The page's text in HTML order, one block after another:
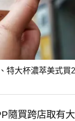
大杯濃萃美式
隨買跨店取有